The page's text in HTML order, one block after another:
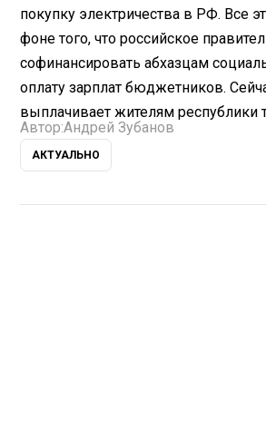
покупку электричества в РФ. Все
фоне того, что российское
софинансировать абхазцам
оплату зарплат бюджетников.
выплачивает жителям республики
Автор:Андрей Зубанов
АКТУАЛЬНО